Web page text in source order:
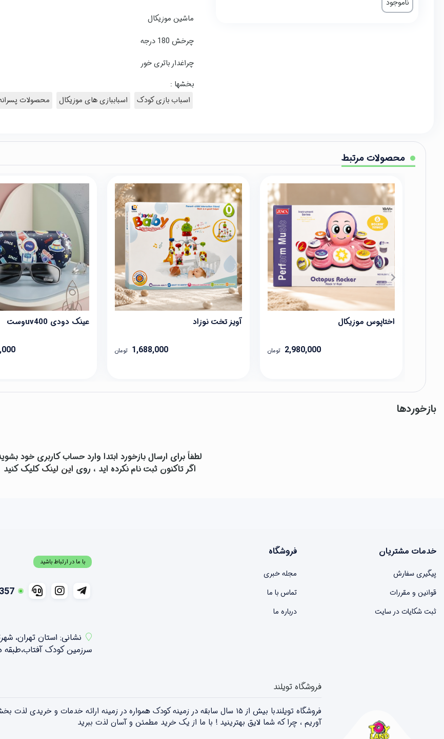
ناموجود
ماشین موزیکال
چرخش 180 درجه
چراغدار باتری خور
بخشها :
اسباب بازی کودک
اسباببازی های موزیکال محصولات
محصولات مرتبط
اختاپوس موزیکال
2,980,000 تومان
آویز تخت نوزاد
1,688,000 تومان
عینک دودی uv400وست
بازخوردها
لطفاً برای ارسال بازخورد ابتدا وارد حساب کاربری خود
اگر تاکنون ثبت نام نکرده اید ، روی این لینککلیک کنید
خدمات مشتریان
پیگیری سفارش
قوانین و مقررات
ثبت شکایات در سایت
فروشگاه
مجله خبری
تماس با ما
درباره ما
با ما در ارتباط باشید
نشانی: استان تهران،
سرزمین کودک آفتاب،طبقه همکف شمالی
فروشگاه تویلند
فروشگاه تویلندبا بیش از ۱۵ سال سابقه در زمینه کودک همواره در زمینه ارائه
آوریم ، چرا که شما لایق بهترینید ! با ما از یک خرید مطمئن و آسان لذت ببرید